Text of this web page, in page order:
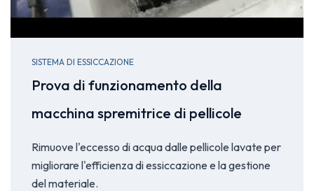
SISTEMA DI ESSICCAZIONE
Prova di funzionamento della
macchina spremitrice di pellicole
Rimuove l'eccesso di acqua dalle pellicole lavate per
migliorare l'efficienza di essiccazione e la gestione
del materiale.